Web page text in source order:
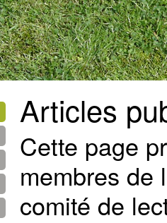
Articles
Cette page
membres de
comité de